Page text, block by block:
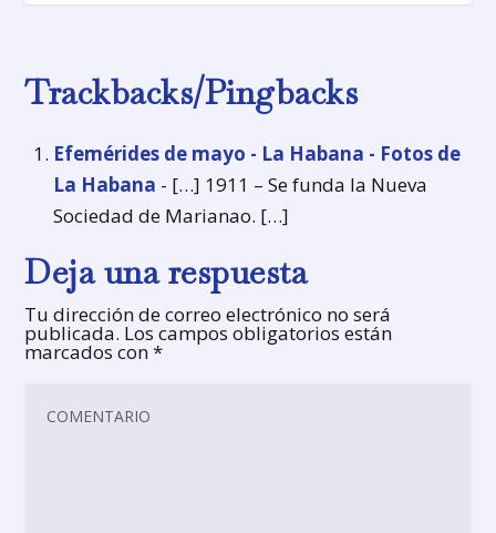
Trackbacks/Pingbacks
Efemérides de mayo - La Habana - Fotos de
La Habana - […] 1911 – Se funda la Nueva
Sociedad de Marianao. […]
Deja una respuesta
Tu dirección de correo electrónico no será
publicada. Los campos obligatorios están
marcados con*